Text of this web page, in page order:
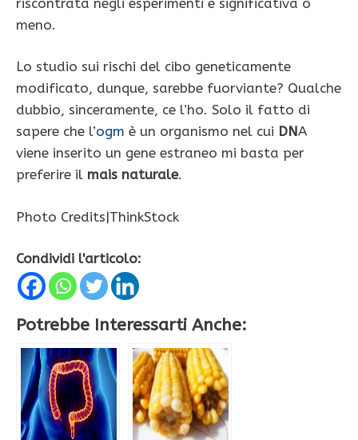
meno.
Lo studio sui rischi del cibo geneticamente
modificato, dunque, sarebbe fuorviante? Qualche
dubbio, sinceramente, ce l’ho. Solo il fatto di
sapere che l’ogm è un organismo nel cui DNA
viene inserito un gene estraneo mi basta per
preferire il mais naturale.
Photo Credits|ThinkStock
Condividi l'articolo:
Potrebbe Interessarti Anche: